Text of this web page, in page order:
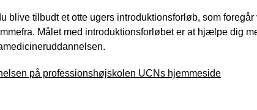
blive tilbudt et otte ugers introduktionsforløb, som
Målet med introduktionsforløbet er at hjælpe dig
på professionshøjskolen UCNs hjemmeside